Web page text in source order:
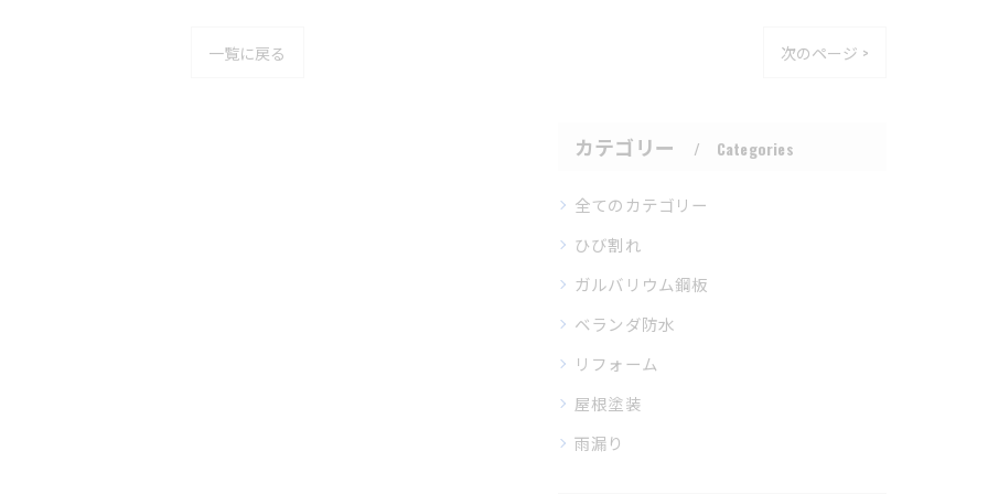
一覧に戻る 次のページ >
カテゴリー Categories
全てのカテゴリー
ひび割れ
ガルバリウム鋼板
ベランダ防水
リフォーム
屋根塗装
雨漏り